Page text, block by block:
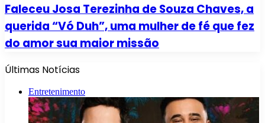
Faleceu Josa Terezinha de Souza Chaves, a
querida “Vó Duh”, uma mulher de fé que fez
do amor sua maior missão
Últimas Notícias
Entretenimento